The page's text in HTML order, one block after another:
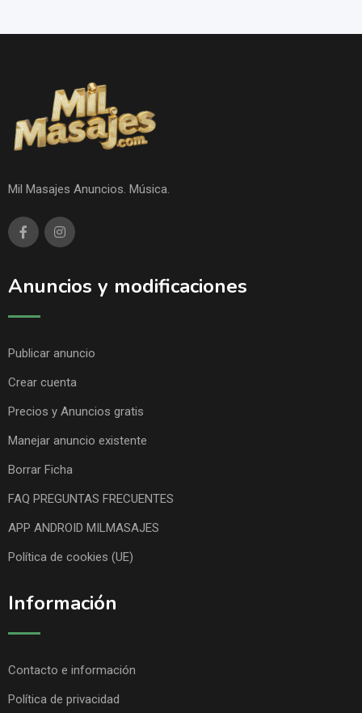
Mil Masajes Anuncios. Música.
Anuncios y modificaciones
Publicar anuncio
Crear cuenta
Precios y Anuncios gratis
Manejar anuncio existente
Borrar Ficha
FAQ PREGUNTAS FRECUENTES
APP ANDROID MILMASAJES
Política de cookies (UE)
Información
Contacto e información
Política de privacidad